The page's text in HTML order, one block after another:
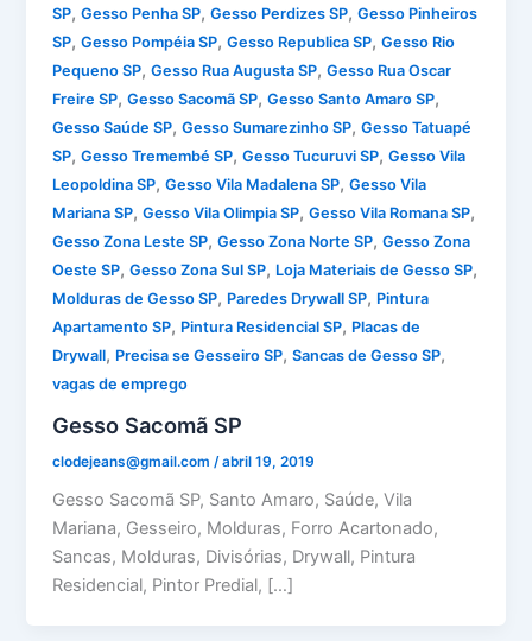
SP,Gesso Penha SP,Gesso Perdizes SP,Gesso Pinheiros
SP,Gesso Pompéia SP,Gesso Republica SP,Gesso Rio
Pequeno SP,Gesso Rua Augusta SP,Gesso Rua Oscar
Freire SP,Gesso Sacomã SP,Gesso Santo Amaro SP,
Gesso Saúde SP,Gesso Sumarezinho SP,Gesso Tatuapé
SP,Gesso Tremembé SP,Gesso Tucuruvi SP,Gesso Vila
Leopoldina SP,Gesso Vila Madalena SP,Gesso Vila
Mariana SP,Gesso Vila Olimpia SP,Gesso Vila Romana SP,
Gesso Zona Leste SP,Gesso Zona Norte SP,Gesso Zona
Oeste SP,Gesso Zona Sul SP, Loja Materiais de Gesso SP,
Molduras de Gesso SP, Paredes Drywall SP, Pintura
Apartamento SP, Pintura Residencial SP, Placas de
Drywall, Precisa se Gesseiro SP,Sancas de Gesso SP,
vagas de emprego
Gesso Sacomã SP
clodejeans@gmail.com /abril 19, 2019
Gesso Sacomã SP, Santo Amaro, Saúde, Vila
Mariana, Gesseiro, Molduras, Forro Acartonado,
Sancas, Molduras, Divisórias, Drywall, Pintura
Residencial, Pintor Predial, […]